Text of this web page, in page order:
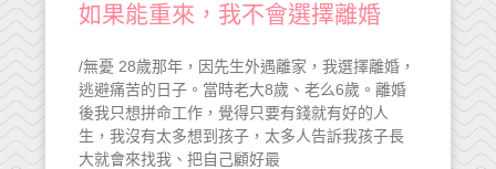
如果能重來，我不會選擇離婚
/無憂 28歲那年，因先生外遇離家，我選擇離婚，
逃避痛苦的日子。當時老大8歲、老么6歲。離婚
後我只想拼命工作，覺得只要有錢就有好的人
生，我沒有太多想到孩子，太多人告訴我孩子長
大就會來找我、把自己顧好最